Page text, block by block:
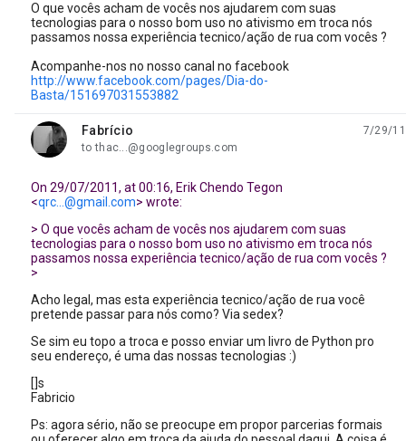
O que vocês acham de vocês nos ajudarem com suas
tecnologias para o nosso bom uso no ativismo em troca nós
passamos nossa experiência tecnico/ação de rua com vocês ?
Acompanhe-nos no nosso canal no facebook
http://www.facebook.com/pages/Dia-do-
Basta/151697031553882
Fabrício
unread,
7/29/11
to thac...@googlegroups.com
On 29/07/2011, at 00:16, Erik Chendo Tegon
<qrc...@gmail.com> wrote:
> O que vocês acham de vocês nos ajudarem com suas
tecnologias para o nosso bom uso no ativismo em troca nós
passamos nossa experiência tecnico/ação de rua com vocês ?
>
Acho legal, mas esta experiência tecnico/ação de rua você
pretende passar para nós como? Via sedex?
Se sim eu topo a troca e posso enviar um livro de Python pro
seu endereço, é uma das nossas tecnologias :)
[]s
Fabricio
Ps: agora sério, não se preocupe em propor parcerias formais